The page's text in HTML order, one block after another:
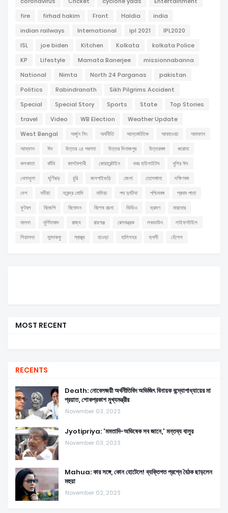
fire
firhad hakim Front Haldia
india
indian railways
International ipl 2021
IPL2020
ISL
joe biden Kitchen Kolkata
kolkata Police
KP
Lifestyle Mamata Banerjee
missionnabanna
National
Nimta North 24 Parganas
pakistan
Politics
Rabindranath
Sikh Pilgrims Accident
Special
Special Story Sports State
Top Stories
travel
Video WB Election
Weather Update
West Bengal
অর্জুন সিং অর্থনীতি আন্তর্জাতিক আবহাওয়া
আমফান
আম্ফান
ঈদ উত্তর ২৪ পরগনা উত্তর দিনাজপুর উত্তরবঙ্গ
করোনা
কলকাতা
কাঁথি কালবৈশাখী কোয়ারেন্টাইন খবর হাইলাইটস
খুশির ঈদ
খেলাধুলা
ঘূর্ণিঝড় চুরি জলপাইগুড়ি জেলা তেলেঙ্গানা
দক্ষিণবঙ্গ
দেশ
নদীয়া নরেন্দ্র মোদি নাদিয়া পথ দুর্ঘটনা পশ্চিমবঙ্গ
প্রথম পাতা
ফুটবল
বিজেপি বিনোদন বিশেষ রচনা ভিডিও ভ্রমণ
মারধোর
মালদা
মুর্শিদাবাদ রাজ্য রায়গঞ্জ রেলমন্ত্রক লকডাউন
লাইফস্টাইল
শিয়ালদা
সান্দাকফু স্বাস্থ্য হাওড়া হালিশহর হুগলী হেঁশেল
MOST RECENT
RECENTS
Death: নোবেলজয়ী অর্থনীতিবিদ অভিজিৎ বিনায়ক বন্দ্যোপাধ্যায়ের মা
প্রয়াত, শোকপ্রকাশ মুখ্যমন্ত্রীর
November 03, 2023
Jyotipriya: 'মমতাদি-অভিষেক সব জানে,' মন্তব্য বালুর
November 03, 2023
Mahua: কার সঙ্গে, কোন হোটেলে! ব্যক্তিগত প্রশ্নে বৈঠক ছাড়লেন
মহুয়া
November 02, 2023